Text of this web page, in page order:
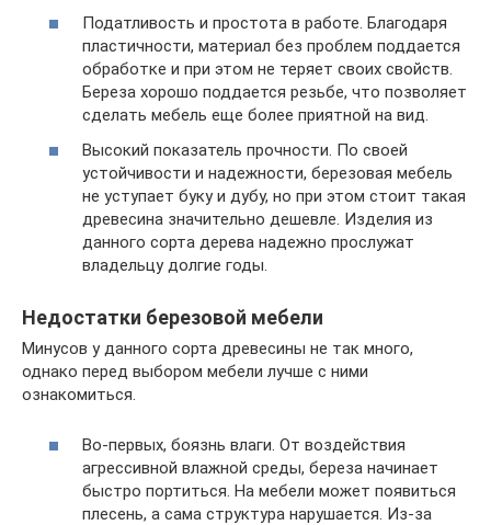
Податливость и простота в работе. Благодаря
пластичности, материал без проблем поддается
обработке и при этом не теряет своих свойств.
Береза хорошо поддается резьбе, что позволяет
сделать мебель еще более приятной на вид.
Высокий показатель прочности. По своей
устойчивости и надежности, березовая мебель
не уступает буку и дубу, но при этом стоит такая
древесина значительно дешевле. Изделия из
данного сорта дерева надежно прослужат
владельцу долгие годы.
Недостатки березовой мебели
Минусов у данного сорта древесины не так много,
однако перед выбором мебели лучше с ними
ознакомиться.
Во-первых, боязнь влаги. От воздействия
агрессивной влажной среды, береза начинает
быстро портиться. На мебели может появиться
плесень, а сама структура нарушается. Из-за